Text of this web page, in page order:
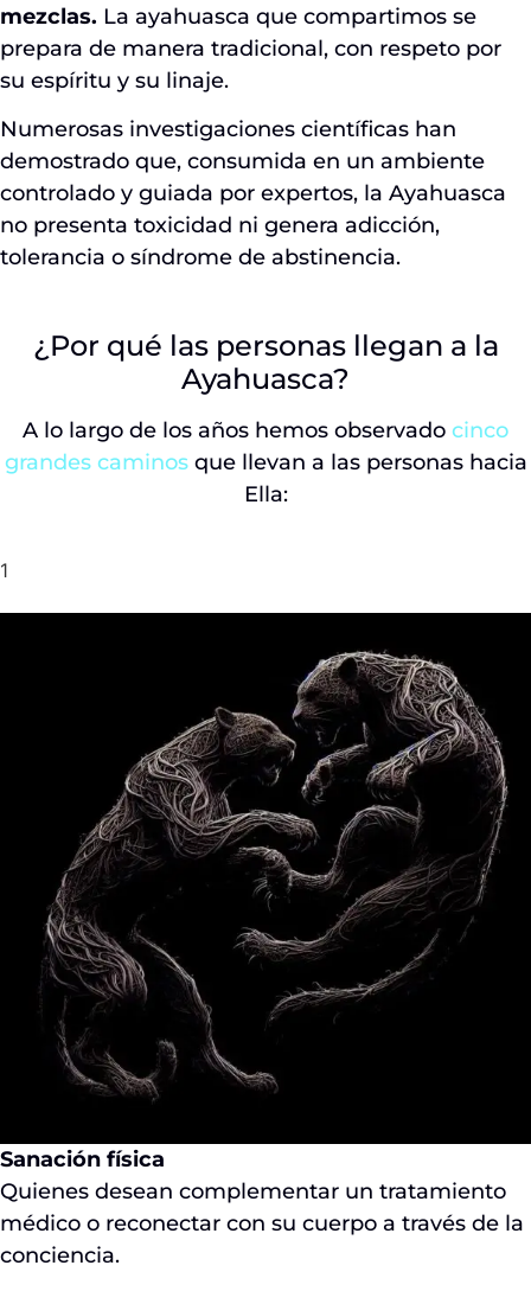
mezclas. La ayahuasca que compartimos se
prepara de manera tradicional, con respeto por
su espíritu y su linaje.
Numerosas investigaciones científicas han
demostrado que, consumida en un ambiente
controlado y guiada por expertos, la Ayahuasca
no presenta toxicidad ni genera adicción,
tolerancia o síndrome de abstinencia.
¿Por qué las personas llegan a la
Ayahuasca?
A lo largo de los años hemos observado cinco
grandes caminosque llevan a las personas hacia
Ella:
1
Sanación física
Quienes desean complementar un tratamiento
médico o reconectar con su cuerpo a través de la
conciencia.